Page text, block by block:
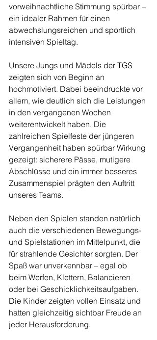
vorweihnachtliche Stimmung spürbar –
ein idealer Rahmen für einen
abwechslungsreichen und sportlich
intensiven Spieltag.
Unsere Jungs und Mädels der TGS
zeigten sich von Beginn an
hochmotiviert. Dabei beeindruckte vor
allem, wie deutlich sich die Leistungen
in den vergangenen Wochen
weiterentwickelt haben. Die
zahlreichen Spielfeste der jüngeren
Vergangenheit haben spürbar Wirkung
gezeigt: sicherere Pässe, mutigere
Abschlüsse und ein immer besseres
Zusammenspiel prägten den Auftritt
unseres Teams.
Neben den Spielen standen natürlich
auch die verschiedenen Bewegungs-
und Spielstationen im Mittelpunkt, die
für strahlende Gesichter sorgten. Der
Spaß war unverkennbar – egal ob
beim Werfen, Klettern, Balancieren
oder bei Geschicklichkeitsaufgaben.
Die Kinder zeigten vollen Einsatz und
hatten gleichzeitig sichtbar Freude an
jeder Herausforderung.